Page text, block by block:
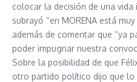
colocar la decisión de una
subrayó “en MORENA está
además de comentar que “ya
poder impugnar nuestra
Sobre la posibilidad de que
otro partido político dijo que lo